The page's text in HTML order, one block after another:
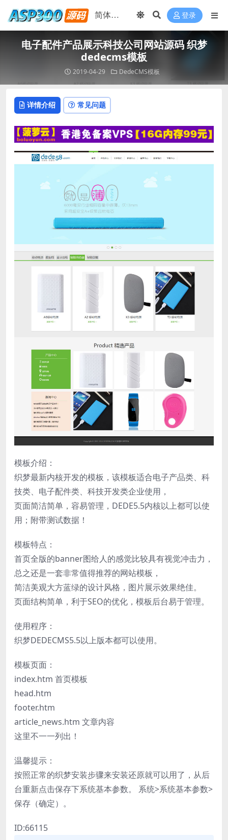
登录
电子配件产品展示科技公司网站源码 织梦
dedecms模板
2019-04-29 DedeCMS模板
详情介绍 常见问题
模板介绍：
织梦最新内核开发的模板，该模板适合电子产品类、科
技类、电子配件类、科技开发类企业使用，
页面简洁简单，容易管理，DEDE5.5内核以上都可以使
用；附带测试数据！
模板特点：
首页全版的banner图给人的感觉比较具有视觉冲击力，
总之还是一套非常值得推荐的网站模板，
简洁美观大方蓝绿的设计风格，图片展示效果绝佳。
页面结构简单，利于SEO的优化，模板后台易于管理。
使用程序：
织梦DEDECMS5.5以上版本都可以使用。
模板页面：
index.htm 首页模板
head.htm
footer.htm
article_news.htm 文章内容
这里不一一列出！
温馨提示：
按照正常的织梦安装步骤来安装还原就可以用了，从后
台重新点击保存下系统基本参数。 系统>系统基本参数>
保存（确定）。
ID:66115